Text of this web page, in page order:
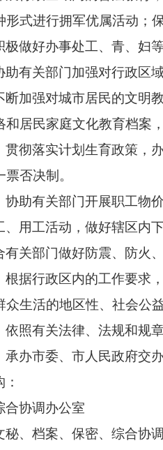
形式进行拥军优属活动；
极做好办事处工、青、妇
助有关部门加强对行政区
断加强对城市居民的文
和居民家庭文化教育档案
贯彻落实计划生育政策
否决制。
协助有关部门开展职工物
、用工活动，做好辖区内
有关部门做好防震、防火
根据行政区内的工作要
生活的地区性、 社会公
依照有关法律、法规和规
承办市委、市人民政府交
合协调办公室
秘、档案、保密、综合协